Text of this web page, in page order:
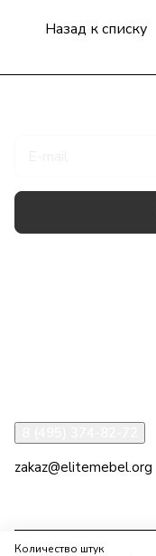
Количество штук
Назад к списку
zakaz@elitemebel.org